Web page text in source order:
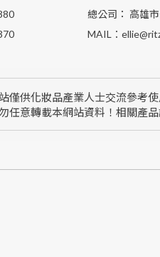
總公司： 高雄
MAIL：
僅供化妝品產業人士交流參考
任意轉載本網站資料！相關產